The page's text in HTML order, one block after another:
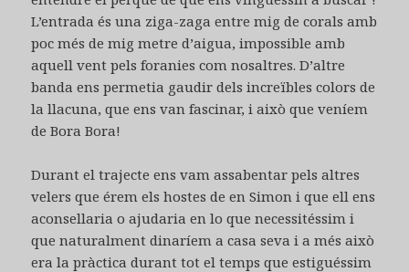
L’entrada és una ziga-zaga entre mig de corals amb
poc més de mig metre d’aigua, impossible amb
aquell vent pels foranies com nosaltres. D’altre
banda ens permetia gaudir dels increïbles colors de
la llacuna, que ens van fascinar, i això que veníem
de Bora Bora!
Durant el trajecte ens vam assabentar pels altres
velers que érem els hostes de en Simon i que ell ens
aconsellaria o ajudaria en lo que necessitéssim i
que naturalment dinaríem a casa seva i a més això
era la pràctica durant tot el temps que estiguéssim